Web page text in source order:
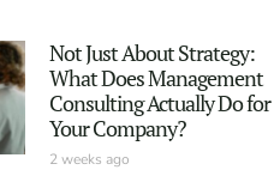
Not Just About Strategy:
What Does Management
Consulting Actually Do for
Your Company?
2 weeks ago